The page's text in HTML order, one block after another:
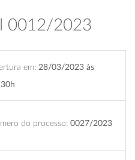
0012/2023
em: 28/03/2023 às
do processo: 0027/2023